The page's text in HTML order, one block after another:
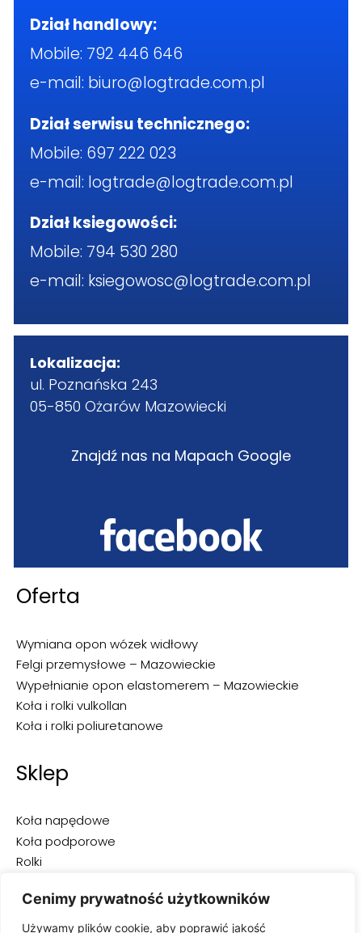
Cenimy prywatność użytkowników
Używamy plików cookie, aby poprawić jakość
Dział handlowy:
Mobile: 792 446 646
e-mail: biuro@logtrade.com.pl
Dział serwisu technicznego:
Mobile: 697 222 023
e-mail: logtrade@logtrade.com.pl
Dział ksiegowości:
Mobile: 794 530 280
e-mail: ksiegowosc@logtrade.com.pl
Lokalizacja:
ul. Poznańska 243
05-850 Ożarów Mazowiecki
Znajdź nas na Mapach Google
Oferta
Wymiana opon wózek widłowy
Felgi przemysłowe – Mazowieckie
Wypełnianie opon elastomerem – Mazowieckie
Koła i rolki vulkollan
Koła i rolki poliuretanowe
Sklep
Koła napędowe
Koła podporowe
Rolki
Opony przemysłowe
Opony pełne